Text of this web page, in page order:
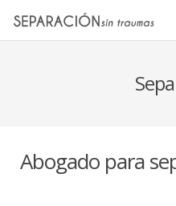
Sentencias
Abogado para